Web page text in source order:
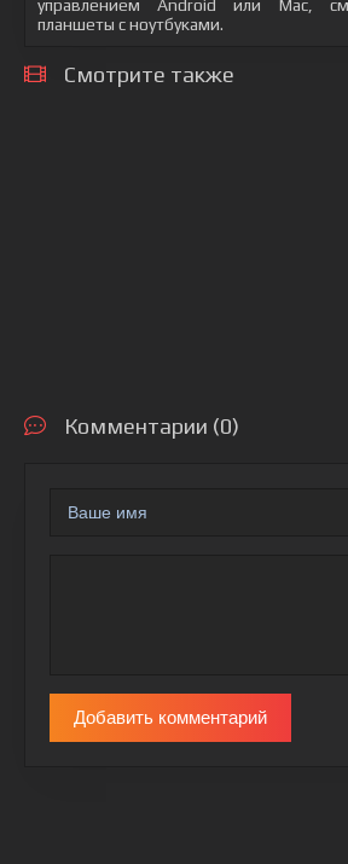
управлением Android или Mac,
планшеты с ноутбуками.
Смотрите также
Комментарии (0)
Добавить комментарий